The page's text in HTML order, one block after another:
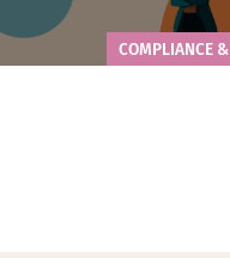
COMPLIANCE &